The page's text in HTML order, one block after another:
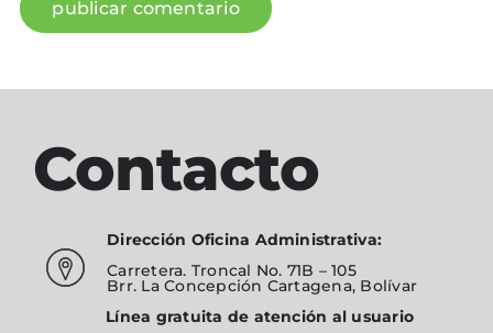
Contacto
Dirección Oficina Administrativa:
Carretera. Troncal No. 71B – 105
Brr. La Concepción Cartagena, Bolívar
Línea gratuita de atención al usuario